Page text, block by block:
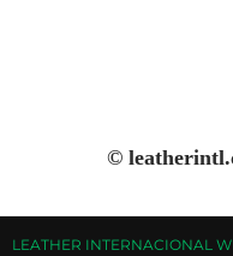
©
LEATHER INTERNACIONAL